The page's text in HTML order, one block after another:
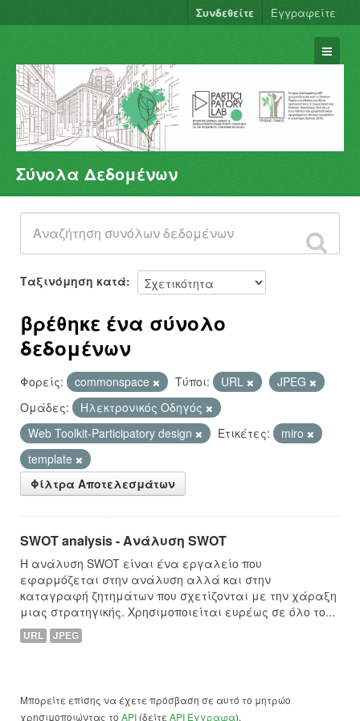
Συνδεθείτε Εγγραφείτε
Σύνολα Δεδομένων
Φορείς
Ομάδες
Σχετικά
Σύνολα Δεδομένων
Ταξινόμηση κατά
βρέθηκε ένα σύνολο
δεδομένων
Φορείς: commonspace Τύποι: URL
JPEG
Ομάδες:
Hλεκτρονικός Οδηγός
Web Toolkit-Participatory design
Ετικέτες:
miro
template
Φίλτρα Αποτελεσμάτων
SWOT analysis - Ανάλυση SWOT
Η ανάλυση SWOT είναι ένα εργαλείο που
εφαρμόζεται στην ανάλυση αλλά και στην
καταγραφή ζητημάτων που σχετίζονται με την χάραξη
μιας στρατηγικής. Χρησιμοποιείται ευρέως σε όλο το...
URL JPEG
Μπορείτε επίσης να έχετε πρόσβαση σε αυτό το μητρώο
χρησιμοποιώντας το API (δείτε API Έγγραφα).